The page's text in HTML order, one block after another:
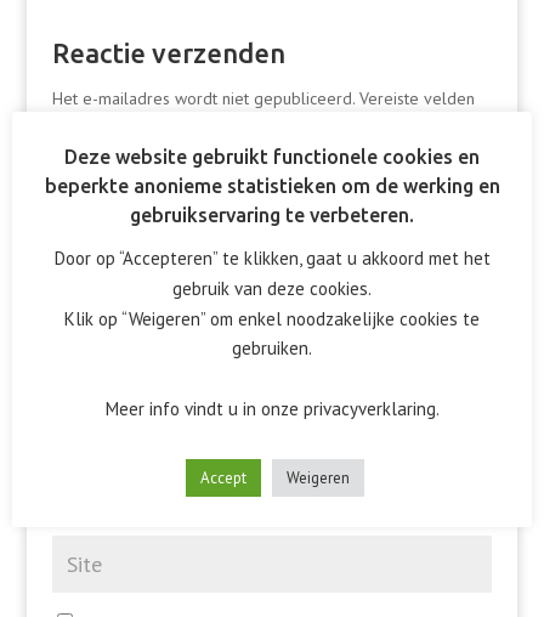
Reactie verzenden
Het e-mailadres wordt niet gepubliceerd. Vereiste velden
Deze website gebruikt functionele cookies en
beperkte anonieme statistieken om de werking en
gebruikservaring te verbeteren.
Door op “Accepteren” te klikken, gaat u akkoord met het
gebruik van deze cookies.
Klik op “Weigeren” om enkel noodzakelijke cookies te
gebruiken.
Meer info vindt u in onze privacyverklaring.
Accept Weigeren